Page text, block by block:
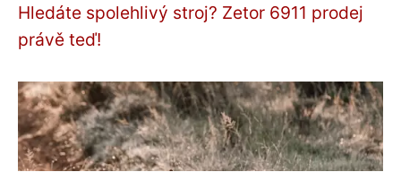
Hledáte spolehlivý stroj? Zetor 6911 prodej
právě teď!